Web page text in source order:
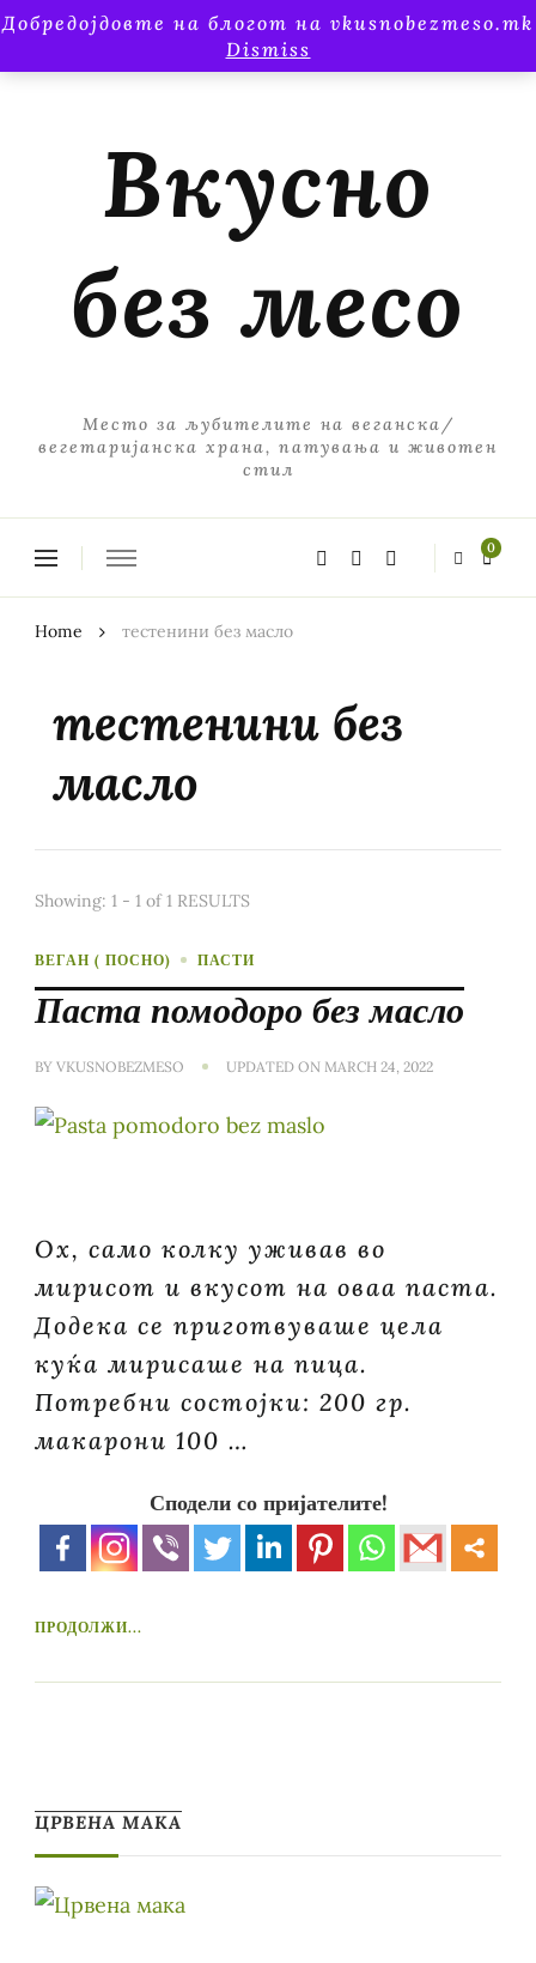
Добредојдовте на блогот на vkusnobezmeso.mk
Dismiss
Вкусно
без месо
Место за љубителите на веганска/
вегетаријанска храна, патувања и животен
стил
0
Home тестенини без масло
тестенини без
масло
Showing: 1 - 1 of 1 RESULTS
ВЕГАН ( ПОСНО) ПАСТИ
Паста помодоро без масло
BY VKUSNOBEZMESO UPDATED ON MARCH 24, 2022
Ох, само колку уживав во
мирисот и вкусот на оваа паста.
Додека се приготвуваше цела
куќа мирисаше на пица.
Потребни состојки: 200 гр.
макарони 100 …
Сподели со пријателите!
ПРОДОЛЖИ...
ЦРВЕНА МАКА